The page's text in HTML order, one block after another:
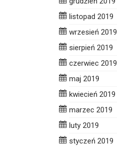
listopad 2019
wrzesień 2019
sierpień 2019
czerwiec 2019
maj 2019
kwiecień 2019
marzec 2019
luty 2019
styczeń 2019